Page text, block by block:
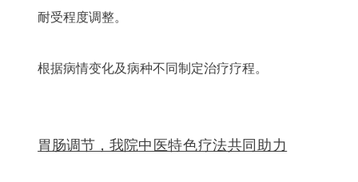
耐受程度调整。
根据病情变化及病种不同制定治疗疗程。
胃肠调节，我院中医特色疗法共同助力